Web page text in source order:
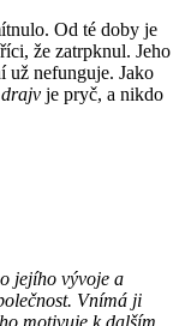
Od té doby je
že zatrpknul. Jeho
už nefunguje. Jako
drajv je pryč, a nikdo
jejího vývoje a
Vnímá ji
motivuje k dalším